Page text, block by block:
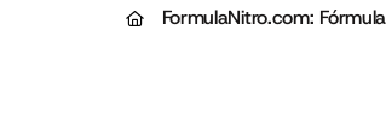
FormulaNitro.com: